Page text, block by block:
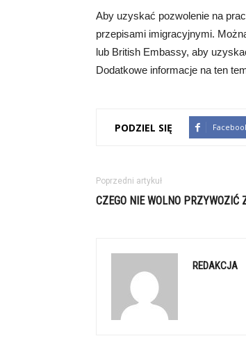
Aby uzyskać pozwolenie na
przepisami imigracyjnymi.
lub British Embassy, aby
Dodatkowe informacje na ten
PODZIEL SIĘ
Poprzedni artykuł
CZEGO NIE WOLNO PRZYWOZIĆ
REDAKCJA